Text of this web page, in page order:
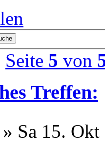
Seite 5 von
Treffen:
» Sa 15.